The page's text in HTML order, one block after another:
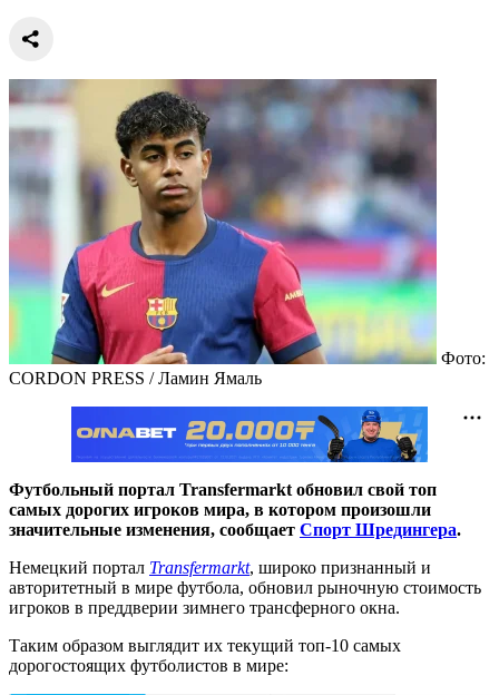
Фото:
CORDON PRESS / Ламин Ямаль
Футбольный портал Transfermarkt обновил свой топ
самых дорогих игроков мира, в котором произошли
значительные изменения, сообщает Спорт Шредингера.
Немецкий портал Transfermarkt, широко признанный и
авторитетный в мире футбола, обновил рыночную стоимость
игроков в преддверии зимнего трансферного окна.
Таким образом выглядит их текущий топ-10 самых
дорогостоящих футболистов в мире: